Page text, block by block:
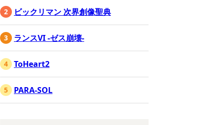
ビックリマン 次界創像聖典
ランスVI -ゼス崩壊-
ToHeart2
PARA-SOL